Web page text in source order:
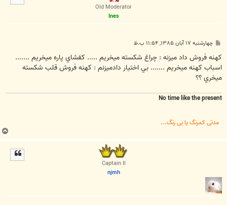
Old Moderator
Ines
پ
ت
چهارشنبه ۱۷ آبان ۱۳۸۵, ۱۱:۵۴ ب.ظ
كهنه فروش داد ميزنه : چراغ شکسته ميخريم ..... کفشاي پاره ميخريم .......
اسباب کهنه ميخريم ....... بي اختيار دادميزنم : کهنه فروش قلب شکسته
ميخري ؟؟
No time like the present
مدتی کمرنگ یا بی رنگ...
ب
ا
Captain II
njmh